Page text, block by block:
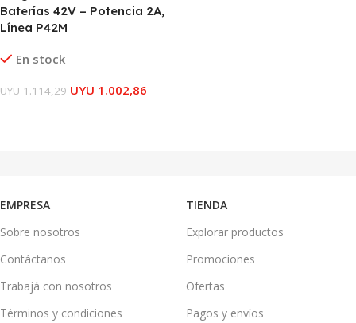
Baterías 42V – Potencia 2A,
Línea P42M
En stock
UYU1.114,29 UYU 1.002,86
EMPRESA
Sobre nosotros
Contáctanos
Trabajá con nosotros
Términos y condiciones
TIENDA
Explorar productos
Promociones
Ofertas
Pagos y envíos